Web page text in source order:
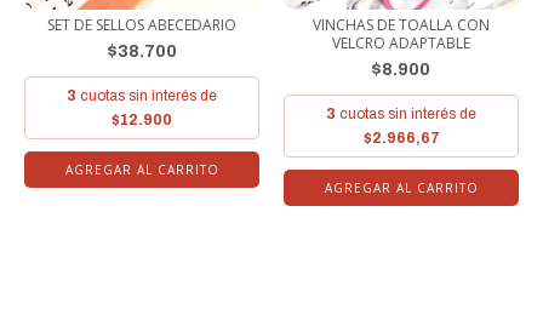
SET DE SELLOS ABECEDARIO
$38.700
3 cuotas sin interés de
$12.900
AGREGAR AL CARRITO
VINCHAS DE TOALLA CON
VELCRO ADAPTABLE
$8.900
3 cuotas sin interés de
$2.966,67
AGREGAR AL CARRITO